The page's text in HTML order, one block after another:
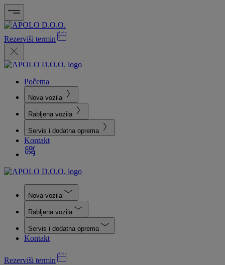
Rezerviši termin
Početna
Nova vozila
Rabljena vozila
Servis i dodatna oprema
Kontakt
Nova vozila
Rabljena vozila
Servis i dodatna oprema
Kontakt
Rezerviši termin